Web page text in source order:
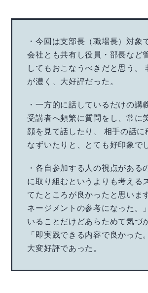
・今回は支部長（職場長）対象
会社とも共有し役員・部長など
してもおこなうべきだと思う。
が濃く、大好評だった。
・一方的に話しているだけの講
受講者へ頻繁に質問をし、常に
顔を見て話したり、 相手の話に
なずいたりと、とても好印象で
・各自参加する人の視点がある
に取り組むというよりも考える
てたところが良かったと思い
ネージメントの参考になった。
いることだけどあらためて気づ
「即実践できる内容で良かった
大変好評であった。